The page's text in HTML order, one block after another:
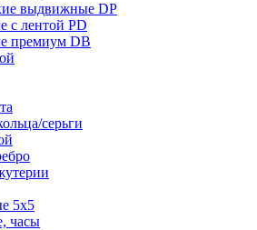
выдвижные DP
с лентой PD
премиум DB
серьги
5x5
часы